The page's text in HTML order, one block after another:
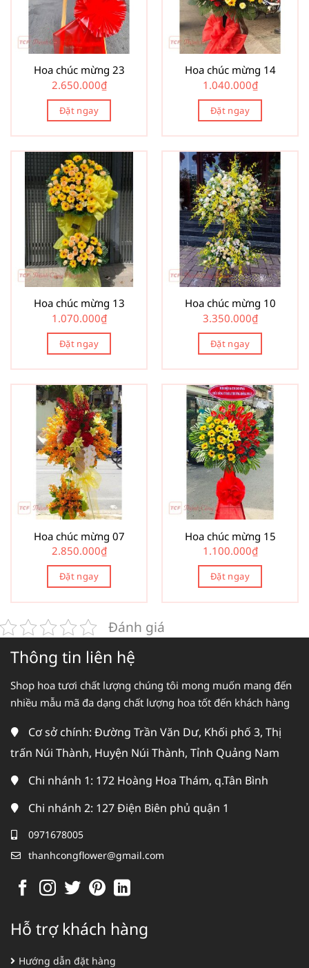
Hoa chúc mừng 23
2.650.000₫
Đặt ngay
Hoa chúc mừng 14
1.040.000₫
Đặt ngay
Hoa chúc mừng 13
1.070.000₫
Đặt ngay
Hoa chúc mừng 10
3.350.000₫
Đặt ngay
Hoa chúc mừng 07
2.850.000₫
Đặt ngay
Hoa chúc mừng 15
1.100.000₫
Đặt ngay
Đánh giá
Thông tin liên hệ
Shop hoa tươi chất lượng chúng tôi mong muốn mang đến
nhiều mẫu mã đa dạng chất lượng hoa tốt đến khách hàng
Cơ sở chính: Đường Trần Văn Dư, Khối phố 3, Thị
trấn Núi Thành, Huyện Núi Thành, Tỉnh Quảng Nam
Chi nhánh 1: 172 Hoàng Hoa Thám, q.Tân Bình
Chi nhánh 2: 127 Điện Biên phủ quận 1
0971678005
thanhcongflower@gmail.com
Hỗ trợ khách hàng
Hướng dẫn đặt hàng